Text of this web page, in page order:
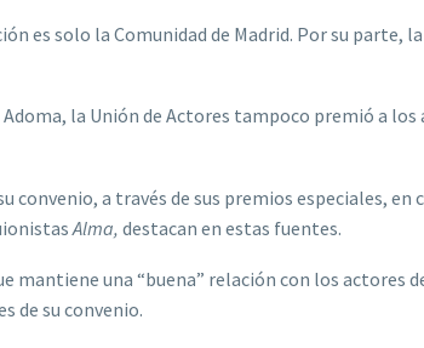
es solo la Comunidad de Madrid. Por su parte,
la Unión de Actores tampoco premió a los
convenio, a través de sus premios especiales, en
Alma, destacan en estas fuentes.
mantiene una “buena” relación con los actores
de su convenio.